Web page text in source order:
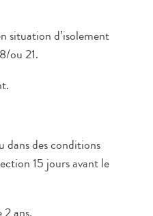
situation d’isolement
ou 21.
dans des conditions
15 jours avant le